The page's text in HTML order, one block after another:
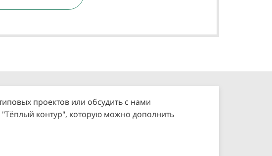
проектов или обсудить с нами
контур", которую можно дополнить